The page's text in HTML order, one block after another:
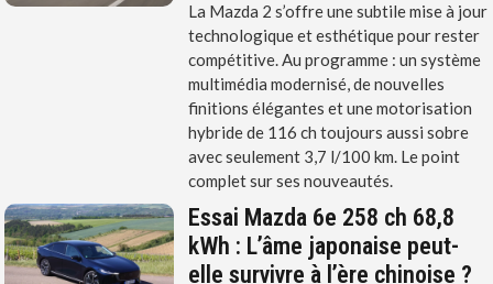
La Mazda 2 s’offre une subtile mise à jour
technologique et esthétique pour rester
compétitive. Au programme : un système
multimédia modernisé, de nouvelles
finitions élégantes et une motorisation
hybride de 116 ch toujours aussi sobre
avec seulement 3,7 l/100 km. Le point
complet sur ses nouveautés.
Essai Mazda 6e 258 ch 68,8
kWh : L’âme japonaise peut-
elle survivre à l’ère chinoise ?